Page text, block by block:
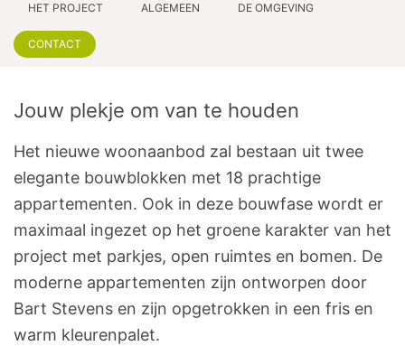
HET PROJECT ALGEMEEN DE OMGEVING
CONTACT
Jouw plekje om van te houden
Het nieuwe woonaanbod zal bestaan uit twee
elegante bouwblokken met 18 prachtige
appartementen. Ook in deze bouwfase wordt er
maximaal ingezet op het groene karakter van het
project met parkjes, open ruimtes en bomen. De
moderne appartementen zijn ontworpen door
Bart Stevens en zijn opgetrokken in een fris en
warm kleurenpalet.